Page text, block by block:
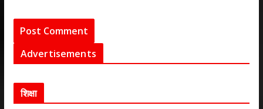
Advertisements
शिक्षा